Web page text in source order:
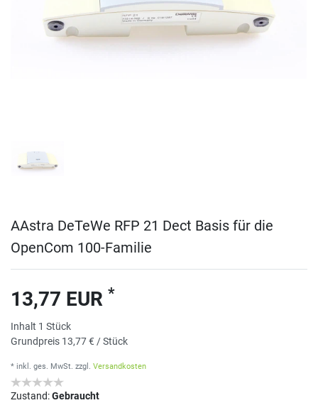
AAstra DeTeWe RFP 21 Dect Basis für die
OpenCom 100-Familie
13,77 EUR *
Inhalt 1 Stück
Grundpreis 13,77 € / Stück
* inkl. ges. MwSt. zzgl. Versandkosten
Zustand:Gebraucht